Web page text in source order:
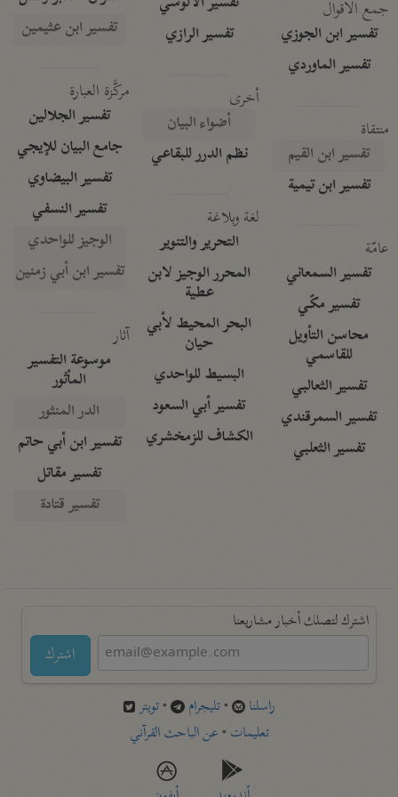
جمع الأقوال
تفسير ابن الجوزي
تفسير الماوردي
منتقاة
تفسير ابن القيم
تفسير ابن تيمية
عامّة
تفسير السمعاني
تفسير مكّي
محاسن التأويل
للقاسمي
تفسير الثعالبي
تفسير السمرقندي
تفسير الثعلبي
تفسير الرازي
أخرى
أضواء البيان
نظم الدرر للبقاعي
لغة وبلاغة
التحرير والتنوير
المحرر الوجيز لابن
عطية
البحر المحيط لأبي
حيان
البسيط للواحدي
تفسير أبي السعود
الكشاف للزمخشري
تفسير ابن عثيمين
مركَّزة العبارة
تفسير الجلالين
جامع البيان للإيجي
تفسير البيضاوي
تفسير النسفي
الوجيز للواحدي
تفسير ابن أبي زمنين
آثار
موسوعة التفسير
المأثور
الدر المنثور
تفسير ابن أبي حاتم
تفسير مقاتل
تفسير قتادة
اشترك لتصلك أخبار مشاريعنا
اشترك
راسلنا •تليجرام •تويتر
تعليمات •عن الباحث القرآني